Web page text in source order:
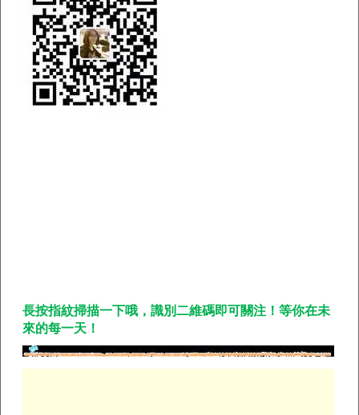
長按指紋掃描一下哦，識別二維碼即可關注 ！等你在未
來的每一天！